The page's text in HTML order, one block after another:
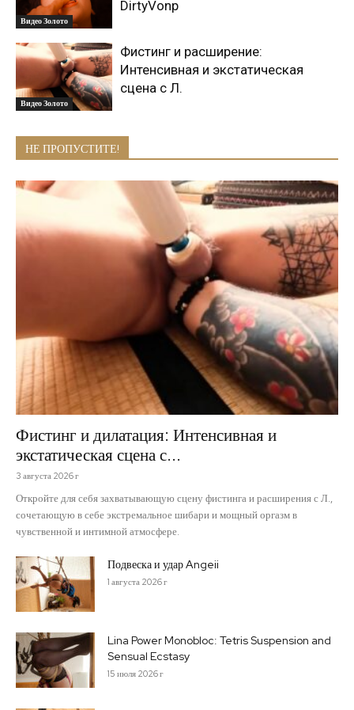
Видео Золото
DirtyVonp
Видео Золото
Фистинг и расширение:
Интенсивная и экстатическая
сцена с Л.
НЕ ПРОПУСТИТЕ!
Фистинг и дилатация: Интенсивная и
экстатическая сцена с...
3 августа 2026 г
Откройте для себя захватывающую сцену фистинга и расширения с Л.,
сочетающую в себе экстремальное шибари и мощный оргазм в
чувственной и интимной атмосфере.
Подвеска и удар Angeii
1 августа 2026 г
Lina Power Monobloc: Tetris Suspension and
Sensual Ecstasy
15 июля 2026 г